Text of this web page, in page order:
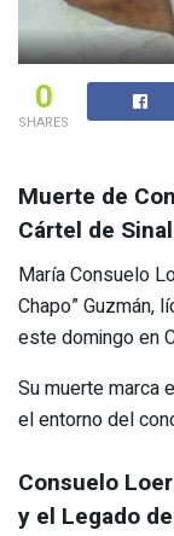
0
SHARES
Muerte de
Cártel de
María Consuelo
Chapo” Guzmán,
este domingo en
Su muerte marca
el entorno del
Consuelo
y el Legado de